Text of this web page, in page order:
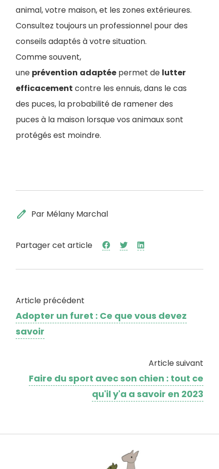
animal, votre maison, et les zones extérieures.
Consultez toujours un professionnel pour des
conseils adaptés à votre situation.
Comme souvent,
une prévention adaptée permet de lutter
efficacement contre les ennuis, dans le cas
des puces, la probabilité de ramener des
puces à la maison lorsque vos animaux sont
protégés est moindre.
edit Par Mélany Marchal
Partager cet article
Article précédent
Adopter un furet : Ce que vous devez
savoir
Article suivant
Faire du sport avec son chien : tout ce
qu'il y'a a savoir en 2023